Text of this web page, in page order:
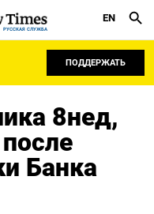
РУССКАЯ СЛУЖБА
EN
ПОДДЕРЖАТЬ
8нед,
Банка